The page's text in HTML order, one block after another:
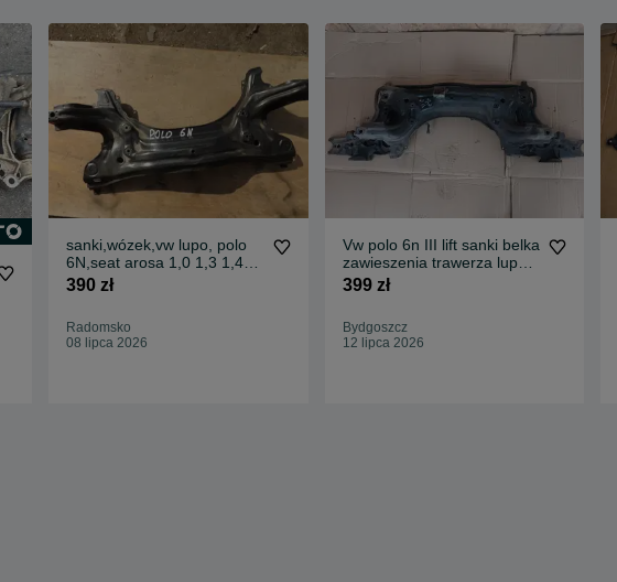
sanki,wózek,vw lupo, polo
6N,seat arosa 1,0 1,3 1,4
1,6 1,7 1,9 sdi,
390 zł
Radomsko
08 lipca 2026
Vw polo 6n III lift sanki belka
zawieszenia trawerza lupo
arosa
399 zł
Bydgoszcz
12 lipca 2026